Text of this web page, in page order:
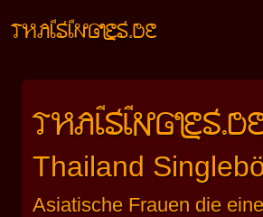
THAISINGLES.DE
Thailand
Asiatische Frauen die